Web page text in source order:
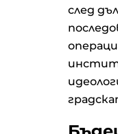
след